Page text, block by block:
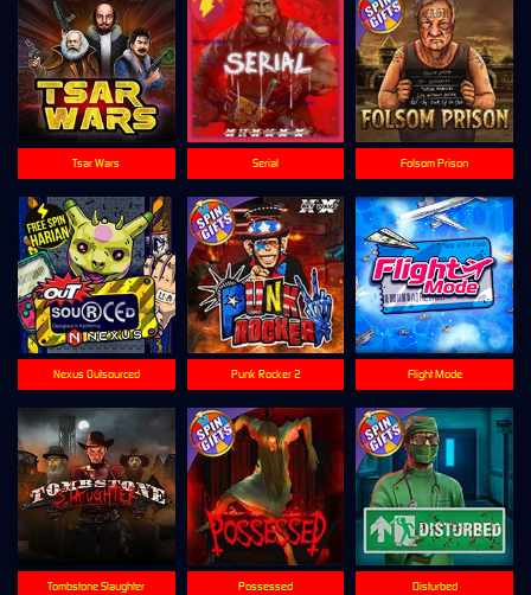
Tsar Wars
Tombstone Slaughter
Punk Rocker 2
Nexus Outsourced
Folsom Prison
Flight Mode
Serial
Possessed Disturbed